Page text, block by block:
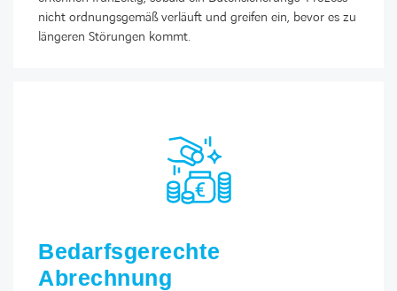
nicht ordnungsgemäß verläuft und greifen ein, bevor es zu
längeren Störungen kommt.
Bedarfsgerechte
Abrechnung